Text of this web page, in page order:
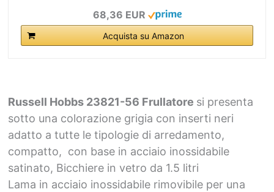
68,36 EUR
Acquista su Amazon
Russell Hobbs 23821-56 Frullatore si presenta
sotto una colorazione grigia con inserti neri
adatto a tutte le tipologie di arredamento,
compatto, con base in acciaio inossidabile
satinato, Bicchiere in vetro da 1.5 litri
Lama in acciaio inossidabile rimovibile per una